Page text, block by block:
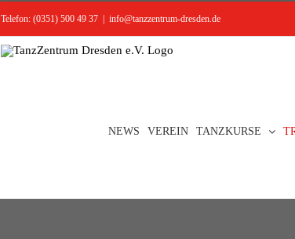
Telefon: (0351) 500 49 37 info@tanzzentrum-dresden.de
NEWS VEREIN TANZKURSE